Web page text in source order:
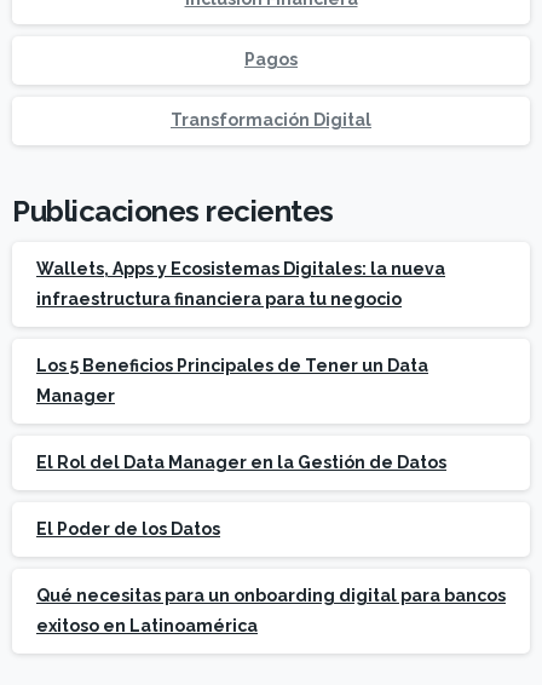
Pagos
Transformación Digital
Publicaciones recientes
Wallets, Apps y Ecosistemas Digitales: la nueva
infraestructura financiera para tu negocio
Los 5 Beneficios Principales de Tener un Data
Manager
El Rol del Data Manager en la Gestión de Datos
El Poder de los Datos
Qué necesitas para un onboarding digital para bancos
exitoso en Latinoamérica